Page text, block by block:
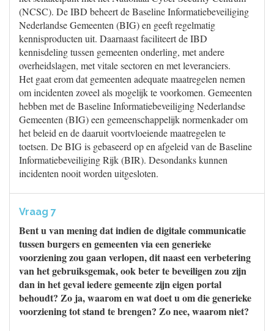
(NCSC). De IBD beheert de Baseline Informatiebeveiliging
Nederlandse Gemeenten (BIG) en geeft regelmatig
kennisproducten uit. Daarnaast faciliteert de IBD
kennisdeling tussen gemeenten onderling, met andere
overheidslagen, met vitale sectoren en met leveranciers.
Het gaat erom dat gemeenten adequate maatregelen nemen
om incidenten zoveel als mogelijk te voorkomen. Gemeenten
hebben met de Baseline Informatiebeveiliging Nederlandse
Gemeenten (BIG) een gemeenschappelijk normenkader om
het beleid en de daaruit voortvloeiende maatregelen te
toetsen. De BIG is gebaseerd op en afgeleid van de Baseline
Informatiebeveiliging Rijk (BIR). Desondanks kunnen
incidenten nooit worden uitgesloten.
Vraag 7
Bent u van mening dat indien de digitale communicatie
tussen burgers en gemeenten via een generieke
voorziening zou gaan verlopen, dit naast een verbetering
van het gebruiksgemak, ook beter te beveiligen zou zijn
dan in het geval iedere gemeente zijn eigen portal
behoudt? Zo ja, waarom en wat doet u om die generieke
voorziening tot stand te brengen? Zo nee, waarom niet?